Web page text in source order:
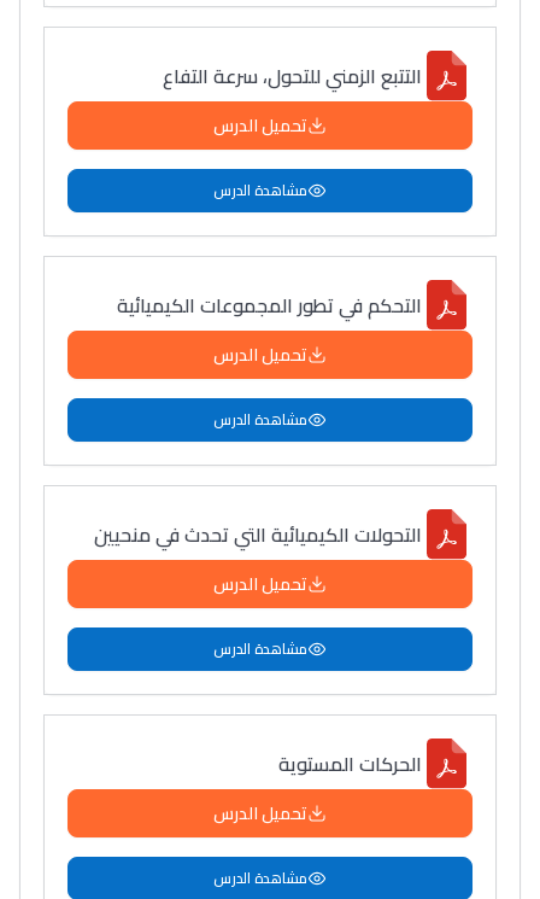
التتبع الزمني للتحول، سرعة التفاع
تحميل الدرس
مشاهدة الدرس
التحكم في تطور المجموعات الكيميائية
تحميل الدرس
مشاهدة الدرس
التحولات الكيميائية التي تحدث في منحيين
تحميل الدرس
مشاهدة الدرس
الحركات المستوية
تحميل الدرس
مشاهدة الدرس